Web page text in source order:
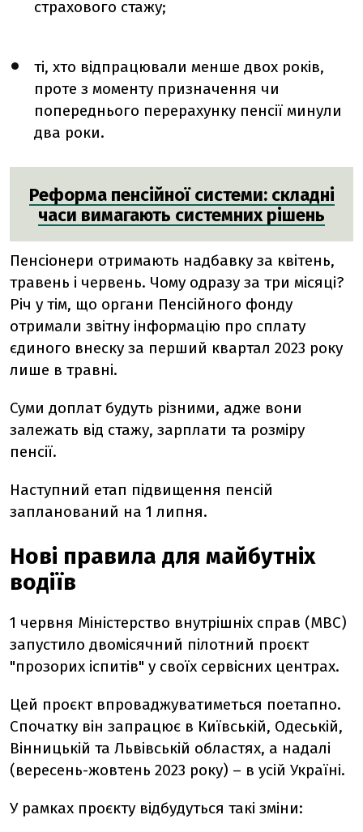
страхового стажу;
ті, хто відпрацювали менше двох років,
проте з моменту призначення чи
попереднього перерахунку пенсії минули
два роки.
Реформа пенсійної системи: складні
часи вимагають системних рішень
Пенсіонери отримають надбавку за квітень,
травень і червень. Чому одразу за три місяці?
Річ у тім, що органи Пенсійного фонду
отримали звітну інформацію про сплату
єдиного внеску за перший квартал 2023 року
лише в травні.
Суми доплат будуть різними, адже вони
залежать від стажу, зарплати та розміру
пенсії.
Наступний етап підвищення пенсій
запланований на 1 липня.
Нові правила для майбутніх
водіїв
1 червня Міністерство внутрішніх справ (МВС)
запустило двомісячний пілотний проєкт
"прозорих іспитів" у своїх сервісних центрах.
Цей проєкт впроваджуватиметься поетапно.
Спочатку він запрацює в Київській, Одеській,
Вінницькій та Львівській областях, а надалі
(вересень-жовтень 2023 року) – в усій Україні.
У рамках проєкту відбудуться такі зміни: